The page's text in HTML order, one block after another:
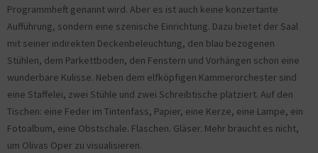
Programmheft genannt wird. Aber es ist auch keine konzertante
Aufführung, sondern eine szenische Einrichtung. Dazu bietet der Saal
mit seiner indirekten Deckenbeleuchtung, den blau bezogenen
Stühlen, dem Parkettboden, den Fenstern und Vorhängen schon eine
wunderbare Kulisse. Neben dem elfköpfigen Kammerorchester sind
eine Staffelei, zwei Stühle und zwei Schreibtische platziert. Auf den
Tischen: eine Feder im Tintenfass, Papier, eine Kerze, eine Lampe, ein
Fotoalbum, eine Obstschale. Flaschen. Gläser. Mehr braucht es nicht,
um Olivas Oper zu visualisieren.